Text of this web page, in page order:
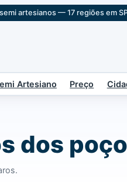
artesianos — 17 regiões em
Artesiano Preço
dos